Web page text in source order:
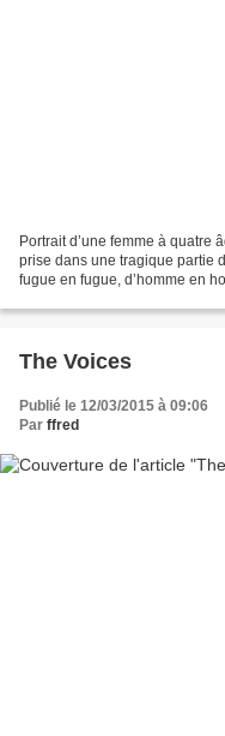
Portrait d’une femme à quatre
prise dans une tragique partie
fugue en fugue, d’homme en
The Voices
Publié le 12/03/2015 à 09:06
Par ffred